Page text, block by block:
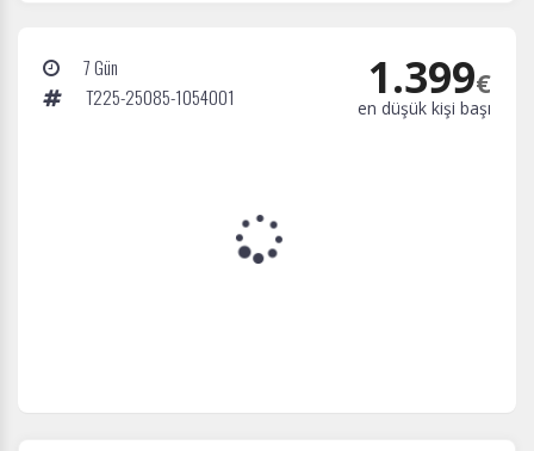
7 Gün
T225-25085-1054001
1.399€
en düşük kişi başı